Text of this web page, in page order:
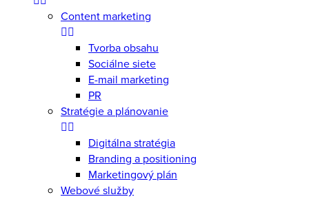
Content marketing
Tvorba obsahu
Sociálne siete
E-mail marketing
PR
Stratégie a plánovanie
Digitálna stratégia
Branding a positioning
Marketingový plán
Webové služby